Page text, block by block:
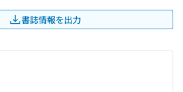
書誌情報を出力